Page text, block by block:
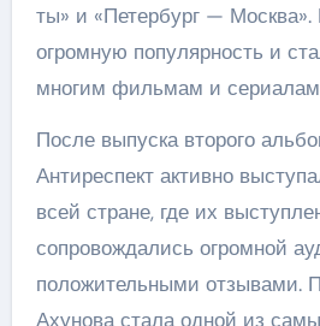
ты» и «Петербург —
огромную популярность и
многим фильмам и
После выпуска второго
Антиреспект активно
всей стране, где их
сопровождались огромной
положительными отзывами.
Ахунова стала одной из